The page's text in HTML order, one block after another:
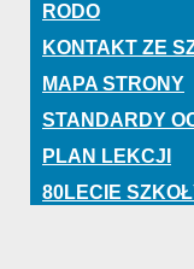
RODO
KONTAKT ZE
MAPA STRONY
STANDARDY
PLAN LEKCJI
80LECIE